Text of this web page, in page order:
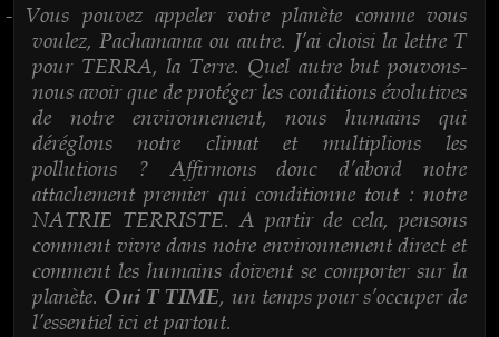
- Vous pouvez appeler votre planète comme vous
voulez, Pachamama ou autre. J’ai choisi la lettre T
pour TERRA, la Terre. Quel autre but pouvons-
nous avoir que de protéger les conditions évolutives
de notre environnement, nous humains qui
déréglons notre climat et multiplions les
pollutions ? Affirmons donc d’abord notre
attachement premier qui conditionne tout : notre
NATRIE TERRISTE. A partir de cela, pensons
comment vivre dans notre environnement direct et
comment les humains doivent se comporter sur la
planète. Oui T TIME, un temps pour s’occuper de
l’essentiel ici et partout.